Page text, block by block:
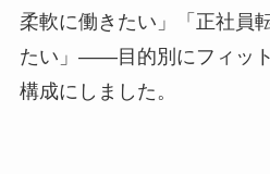
柔軟に働きたい」「正社員
たい」――目的別にフィッ
構成にしました。